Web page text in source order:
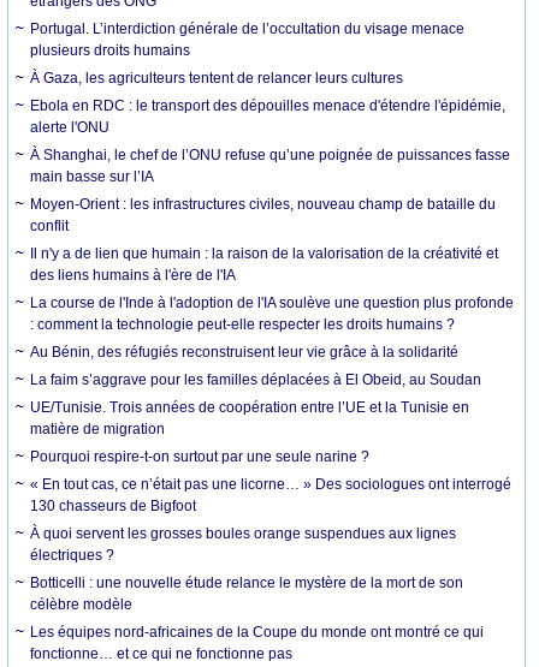
Portugal. L’interdiction générale de l’occultation du visage menace
plusieurs droits humains
À Gaza, les agriculteurs tentent de relancer leurs cultures
Ebola en RDC : le transport des dépouilles menace d'étendre l'épidémie,
alerte l'ONU
À Shanghai, le chef de l’ONU refuse qu’une poignée de puissances fasse
main basse sur l’IA
Moyen-Orient : les infrastructures civiles, nouveau champ de bataille du
conflit
Il n'y a de lien que humain : la raison de la valorisation de la créativité et
des liens humains à l'ère de l'IA
La course de l'Inde à l'adoption de l'IA soulève une question plus profonde
: comment la technologie peut-elle respecter les droits humains ?
Au Bénin, des réfugiés reconstruisent leur vie grâce à la solidarité
La faim s’aggrave pour les familles déplacées à El Obeid, au Soudan
UE/Tunisie. Trois années de coopération entre l’UE et la Tunisie en
matière de migration
Pourquoi respire-t-on surtout par une seule narine ?
« En tout cas, ce n’était pas une licorne… » Des sociologues ont interrogé
130 chasseurs de Bigfoot
À quoi servent les grosses boules orange suspendues aux lignes
électriques ?
Botticelli : une nouvelle étude relance le mystère de la mort de son
célèbre modèle
Les équipes nord-africaines de la Coupe du monde ont montré ce qui
fonctionne… et ce qui ne fonctionne pas